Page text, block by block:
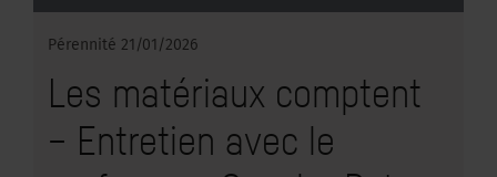
Pérennité 21/01/2026
Les matériaux comptent
– Entretien avec le